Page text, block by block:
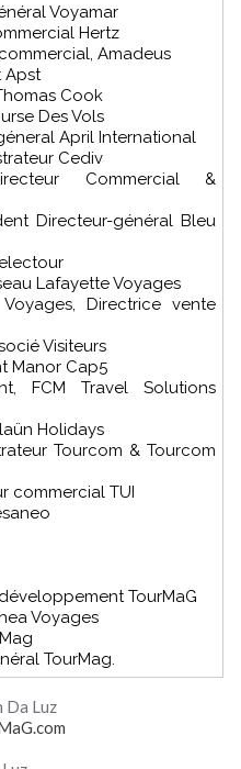
Voyamar
Hertz
Amadeus
Apst
Cook
Des Vols
April International
Cediv
Commercial &
Directeur-général Bleu
Lafayette Voyages
Directrice vente
Visiteurs
Manor Cap5
FCM Travel Solutions
Holidays
Tourcom & Tourcom
commercial TUI
TourMaG
Voyages
TourMag.
Da Luz